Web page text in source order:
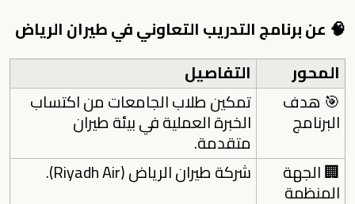
🧠 عن برنامج التدريب التعاوني في طيران الرياض
المحور
التفاصيل
🎯 هدف
البرنامج
تمكين طلاب الجامعات من اكتساب
الخبرة العملية في بيئة طيران
متقدمة.
🏢 الجهة
المنظمة
شركة طيران الرياض (Riyadh Air).